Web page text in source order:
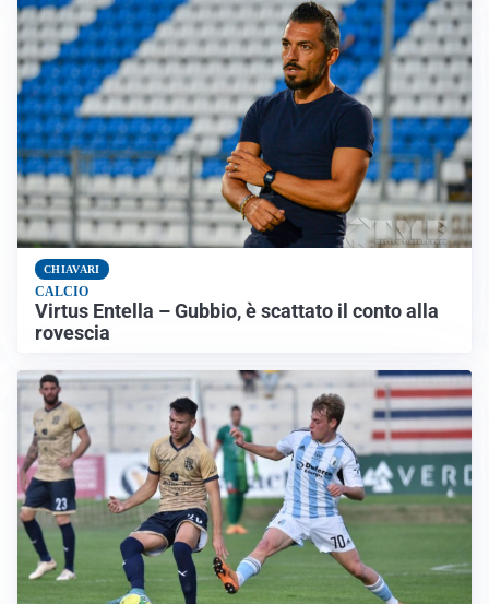
CHIAVARI
CALCIO
Virtus Entella – Gubbio, è scattato il conto alla
rovescia